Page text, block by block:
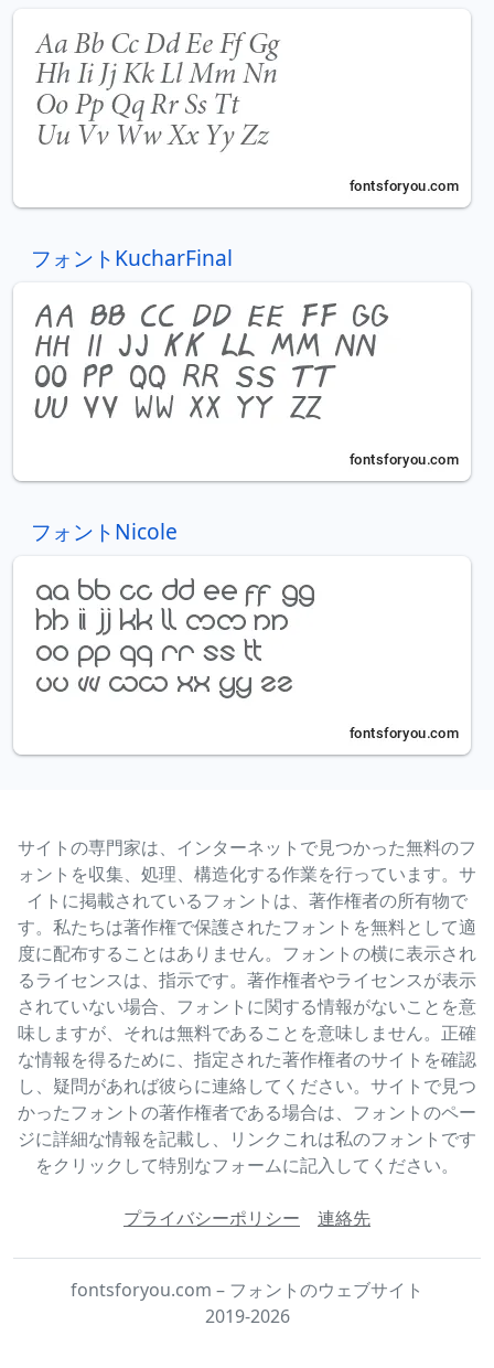
フォントKucharFinal
フォントNicole
サイトの専門家は、インターネットで見つかった無料のフ
ォントを収集、処理、構造化する作業を行っています。サ
イトに掲載されているフォントは、著作権者の所有物で
す。私たちは著作権で保護されたフォントを無料として適
度に配布することはありません。フォントの横に表示され
るライセンスは、指示です。著作権者やライセンスが表示
されていない場合、フォントに関する情報がないことを意
味しますが、それは無料であることを意味しません。正確
な情報を得るために、指定された著作権者のサイトを確認
し、疑問があれば彼らに連絡してください。サイトで見つ
かったフォントの著作権者である場合は、フォントのペー
ジに詳細な情報を記載し、リンクこれは私のフォントです
をクリックして特別なフォームに記入してください。
プライバシーポリシー 連絡先
fontsforyou.com – フォントのウェブサイト
2019-2026